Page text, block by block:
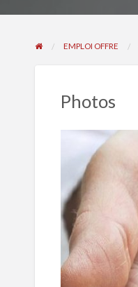
EMPLOI OFFRE
Photos